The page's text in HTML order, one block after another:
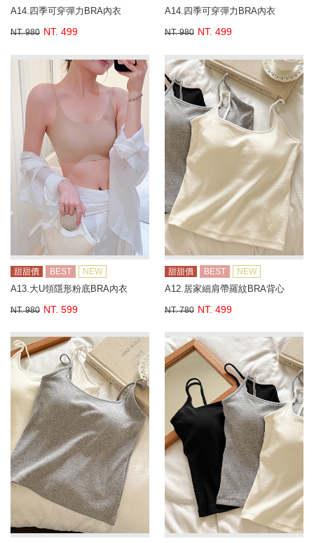
A14.四季可穿彈力BRA內衣
NT. 980 NT. 499
A14.四季可穿彈力BRA內衣
NT. 980 NT. 499
甜甜價 BEST NEW
A13.大U領隱形粉底BRA內衣
NT. 980 NT. 599
甜甜價 BEST NEW
A12.居家細肩帶羅紋BRA背心
NT. 780 NT. 499